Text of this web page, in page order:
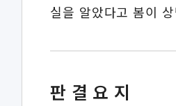
실을 알았다고 봄이
판결요지